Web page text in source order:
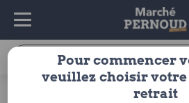
Recherche
charcuterie
Pour commencer
veuillez choisir votre
retrait